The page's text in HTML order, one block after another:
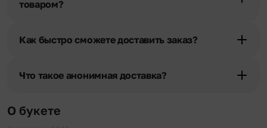
товаром?
разрешения получателя, после чего высылается заказчику на
Как быстро сможете доставить заказ?
отрезка. Хотите получить цветы раньше? Оформите услугу
Что такое анонимная доставка?
«Анонимная доставка». Мы гарантируем анонимность
О букете